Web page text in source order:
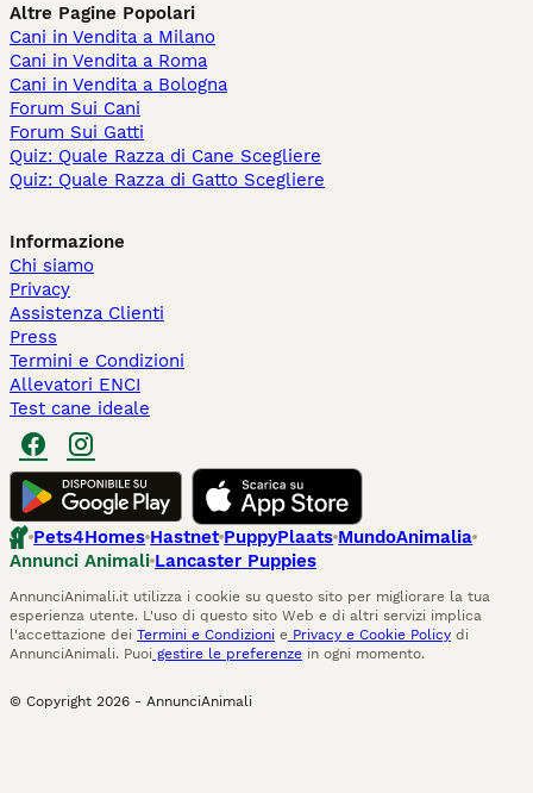
Altre Pagine Popolari
Cani in Vendita a Milano
Cani in Vendita a Roma
Cani in Vendita a Bologna
Forum Sui Cani
Forum Sui Gatti
Quiz: Quale Razza di Cane Scegliere
Quiz: Quale Razza di Gatto Scegliere
Informazione
Chi siamo
Privacy
Assistenza Clienti
Press
Termini e Condizioni
Allevatori ENCI
Test cane ideale
Pets4Homes Hastnet PuppyPlaats MundoAnimalia
Annunci Animali Lancaster Puppies
AnnunciAnimali.it utilizza i cookie su questo sito per migliorare la tua
esperienza utente. L'uso di questo sito Web e di altri servizi implica
l'accettazione dei Termini e Condizioni e Privacy e Cookie Policy di
AnnunciAnimali. Puoi gestire le preferenze in ogni momento.
© Copyright 2026 - AnnunciAnimali